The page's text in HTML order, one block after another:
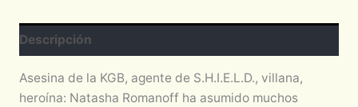
Descripción
Asesina de la KGB, agente de S.H.I.E.L.D., villana,
heroína: Natasha Romanoff ha asumido muchos